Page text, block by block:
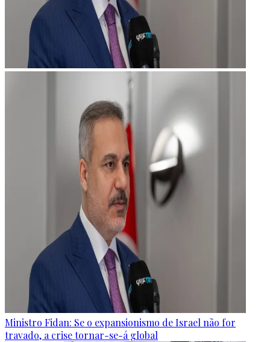
Ministro Fidan: Se o expansionismo de Israel não for
travado, a crise tornar-se-á global